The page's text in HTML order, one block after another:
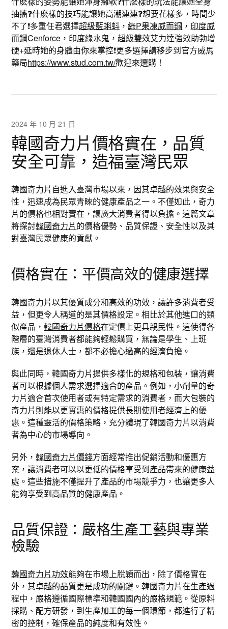
抽搐❓什麽樣的技巧能讓她高潮連連❓想要花樣多，時間少
不了❗️多重任君選擇超級藍蝌蚪 ，綠P果凍威而鋼 ， 印度威
而鋼Cenforce ， 印度綠水鬼 ，超級雙效艾力達強效助勃增
硬+延時她的身體由你來掌控❗️更多選擇請移步到官方威馬
藥局https://www.stud.com.tw/歡迎來選購！
2024 年 10 月 21 日
韓國奇力片價格實在，品質
安全可靠，造福臺灣民眾
韓國奇力片自進入臺灣市場以來，因其卓越的效果與安全
性，迅速成為民眾青睞的健康產品之一。不僅如此，奇力
片的價格也相對實在，讓廣大消費者得以負擔。這篇文章
將探討韓國奇力片的價格優勢、品質保證、安全性以及其
對臺灣民眾健康的貢獻。
價格實在：平價高效的健康選擇
韓國奇力片以其優質成分和高效的功效，讓許多消費者受
益，但更令人稱道的是其價格設定。相比於其他進口的類
似產品，韓國奇力片價格在定價上更具親民性。這使得各
階層的臺灣消費者都能夠輕鬆購買，無論是學生、上班
族，還是退休人士，都不必擔心過高的經濟負擔。
與此同時，韓國奇力片提供多樣化的規格和包裝，讓消費
者可以根據個人需求選擇適合的產品。例如，小劑量的奇
力片適合首次使用者或有特定需求的消費者，而大包裝的
奇力片則能以更實惠的價格提供長期使用者經濟上的優
惠。這種靈活的價格策略，充分體現了韓國奇力片以消費
者為中心的市場導向。
另外，韓國奇力片價錢方面經常推出促銷活動和優惠方
案，讓消費者可以以更低的價格享受到產品帶來的健康益
處。這些措施不僅提升了產品的市場競爭力，也讓更多人
能夠享受到高品質的健康產品。
品質保證：嚴格生產工藝與專業
檢驗
韓國奇力片功效能夠在市場上脫穎而出，除了價格實在
外，其卓越的品質更是成功的關鍵。韓國奇力片在生產過
程中，嚴格遵循國際標準和韓國國內的嚴格規範。從原料
採購、配方研發，到生產加工的每一個環節，都進行了精
密的控制，確保產品的純度和有效性。